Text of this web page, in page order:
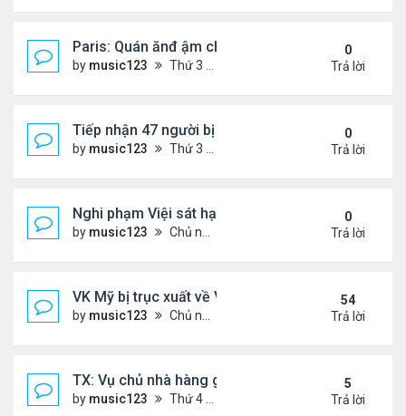
Paris: Quán ănđ ậm chất Việt đông kín khách chờ
by music123 Thứ 3 Tháng 8 04, 2026 5:31 pm
0
Trả lời
Tiếp nhận 47 người bị Mỹ trục xuất, Công an
by music123 Thứ 3 Tháng 8 04, 2026 5:09 pm
0
Trả lời
Nghi phạm Việi sát hại cụ bà 91 tuổi, phi tang xác
by music123 Chủ nhật Tháng 8 02, 2026 6:14 pm
0
Trả lời
VK Mỹ bị trục xuất về VN sống ra sao
by music123 Chủ nhật Tháng 6 21, 2026 7:33 pm
54
Trả lời
TX: Vụ chủ nhà hàng gốc Việt cùng hai con bị
by music123 Thứ 4 Tháng 5 06, 2026 4:53 am
5
Trả lời